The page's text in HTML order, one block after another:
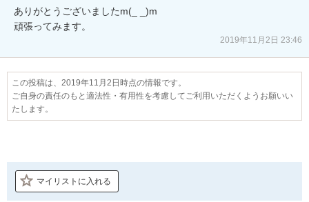
ありがとうございましたm(_ _)m
頑張ってみます。
2019年11月2日 23:46
この投稿は、2019年11月2日時点の情報です。
ご自身の責任のもと適法性・有用性を考慮してご利用いただくようお願いい
たします。
マイリストに入れる